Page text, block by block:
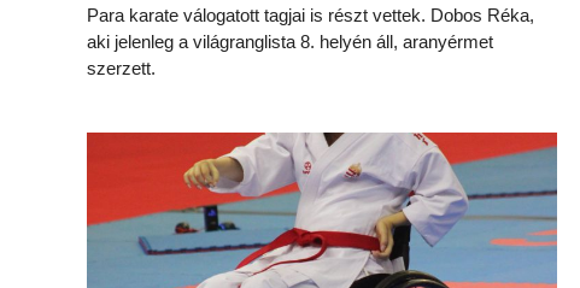
Para karate válogatott tagjai is részt vettek. Dobos Réka,
aki jelenleg a világranglista 8. helyén áll, aranyérmet
szerzett.